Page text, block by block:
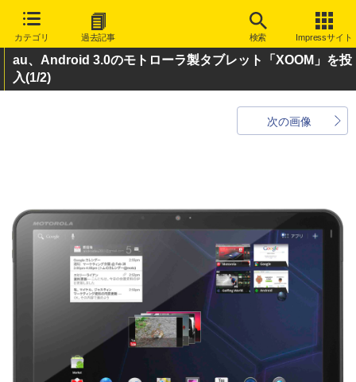
カテゴリ 過去記事 検索 Impressサイト
au、Android 3.0のモトローラ製タブレット「XOOM」を投
入(1/2)
次の画像